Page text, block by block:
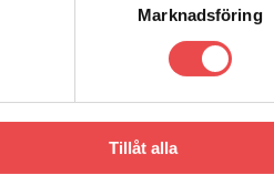
Marknadsföring
Tillåt alla